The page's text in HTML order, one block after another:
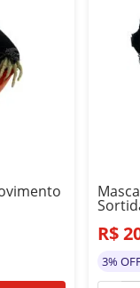
R$
3%